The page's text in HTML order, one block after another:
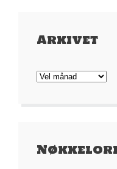
Arkivet
Arkivet